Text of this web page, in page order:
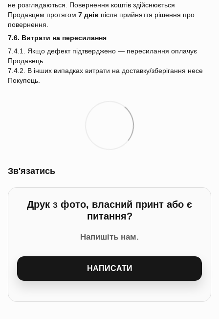
не розглядаються. Повернення коштів здійснюється
Продавцем протягом 7 днів після прийняття рішення про
повернення.
7.6. Витрати на пересилання
7.4.1. Якщо дефект підтверджено — пересилання оплачує
Продавець.
7.4.2. В інших випадках витрати на доставку/зберігання несе
Покупець.
Зв'язатись
Друк з фото, власний принт або є
питання?
Напишіть нам.
НАПИСАТИ